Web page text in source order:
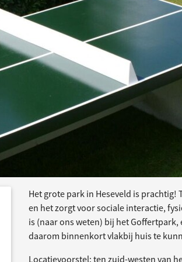
Het grote park in Heseveld is
en het zorgt voor sociale interactie,
is (naar ons weten) bij het Goffertpark,
daarom binnenkort vlakbij huis te
Locatievoorstel: ten zuid-westen van